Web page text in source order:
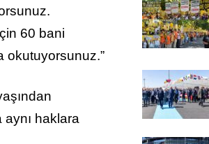
60 bani
okutuyorsunuz.”
aynı haklara